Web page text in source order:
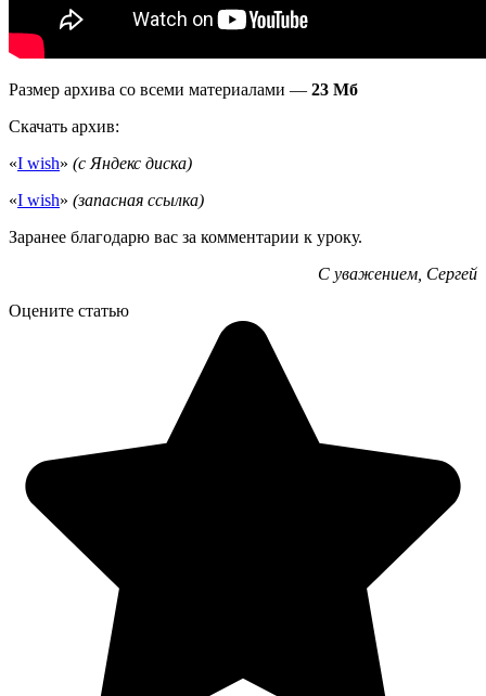
Размер архива со всеми материалами — 23 Мб
Скачать архив:
«I wish» (с Яндекс диска)
«I wish» (запасная ссылка)
Заранее благодарю вас за комментарии к уроку.
С уважением, Сергей
Оцените статью